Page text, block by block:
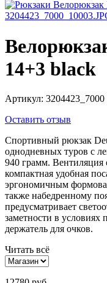
14+3 black
Артикул: 3204423_7000
Оставить отзыв
Спортивный рюкзак
однодневных туров с
940 грамм. Вентиляция
компактная удобная
эргономичным
также набедренному
предусматривает
заметности в условиях
держатель для очков.
Читать всё